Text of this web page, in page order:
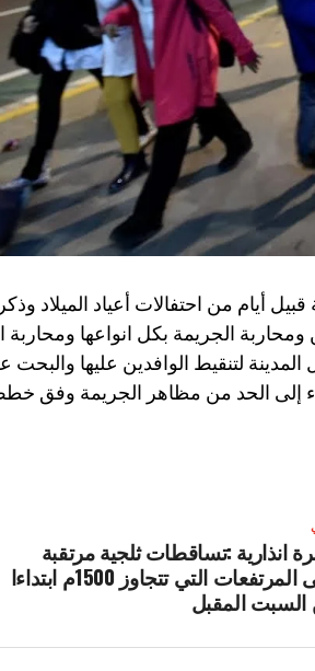
قبيل أيام من احتفالات أعياد الميلاد
الجريمة بكل انواعها ومحاربة
لتنقيط الوافدين عليها والبحت
إلى الحد من مظاهر الجريمة وفق
انذارية :تساقطات ثلجية مرتقبة
على المرتفعات التي تتجاوز 1500م ابتداءا
المقبل